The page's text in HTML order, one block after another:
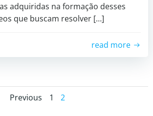
adquiridas na formação desses
que buscam resolver […]
read more
Previous 1 2